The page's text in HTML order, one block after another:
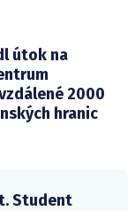
útok na
2000
hranic
Student